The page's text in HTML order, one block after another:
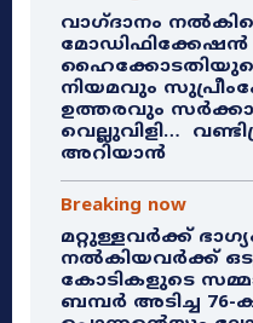
വാഗ്ദാനം
ഹൈക്കോടതിയുടെ
നിയമവും
ഉത്തരവും
വെല്ലുവിളി…
അറിയാൻ
Breaking now
മറ്റുള്ളവർക്ക്
നൽകിയവർക്ക്
കോടികളുടെ
ബമ്പർ അടിച്ച 76-